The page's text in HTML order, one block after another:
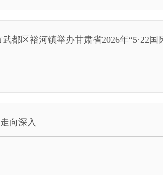
区裕河镇举办甘肃省2026年“5·22国
向深入